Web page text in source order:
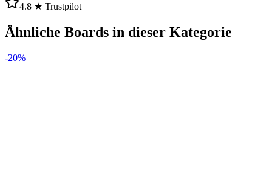
4.8 ★ Trustpilot
Ähnliche Boards in dieser Kategorie
-20%